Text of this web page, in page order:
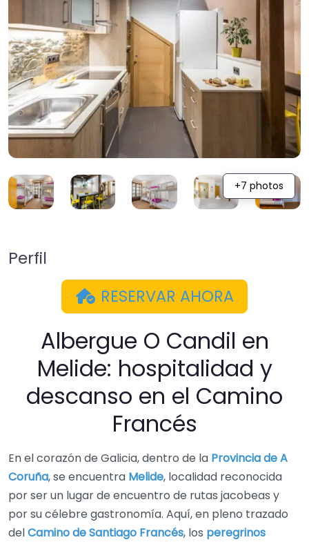
+7 photos
Perfil
RESERVAR AHORA
Albergue O Candil en
Melide: hospitalidad y
descanso en el Camino
Francés
En el corazón de Galicia, dentro de la Provincia de A
Coruña, se encuentra Melide, localidad reconocida
por ser un lugar de encuentro de rutas jacobeas y
por su célebre gastronomía. Aquí, en pleno trazado
delCamino de Santiago Francés, los peregrinos